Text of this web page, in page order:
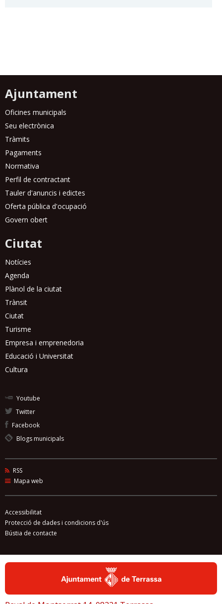
Ajuntament
Oficines municipals
Seu electrònica
Tràmits
Pagaments
Normativa
Perfil de contractant
Tauler d'anuncis i edictes
Oferta pública d'ocupació
Govern obert
Ciutat
Notícies
Agenda
Plànol de la ciutat
Trànsit
Ciutat
Turisme
Empresa i emprenedoria
Educació i Universitat
Cultura
Youtube
Twitter
Facebook
Blogs municipals
RSS
Mapa web
Accessibilitat
Protecció de dades i condicions d'ús
Bústia de contacte